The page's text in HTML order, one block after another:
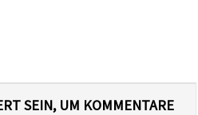
SEIN, UM KOMMENTARE